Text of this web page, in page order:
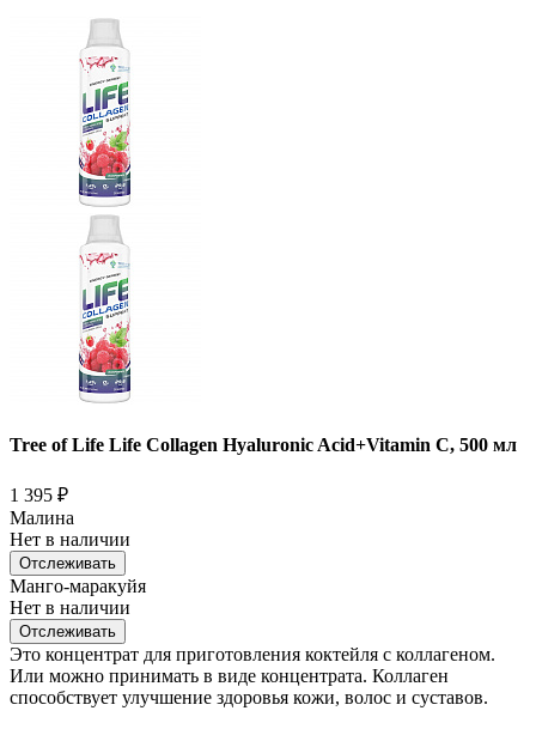
Tree of Life Life Collagen Hyaluronic Acid+Vitamin C, 500 мл
1 395 ₽
Малина
Нет в наличии
Отслеживать
Манго-маракуйя
Нет в наличии
Отслеживать
Это концентрат для приготовления коктейля с коллагеном.
Или можно принимать в виде концентрата. Коллаген
способствует улучшение здоровья кожи, волос и суставов.